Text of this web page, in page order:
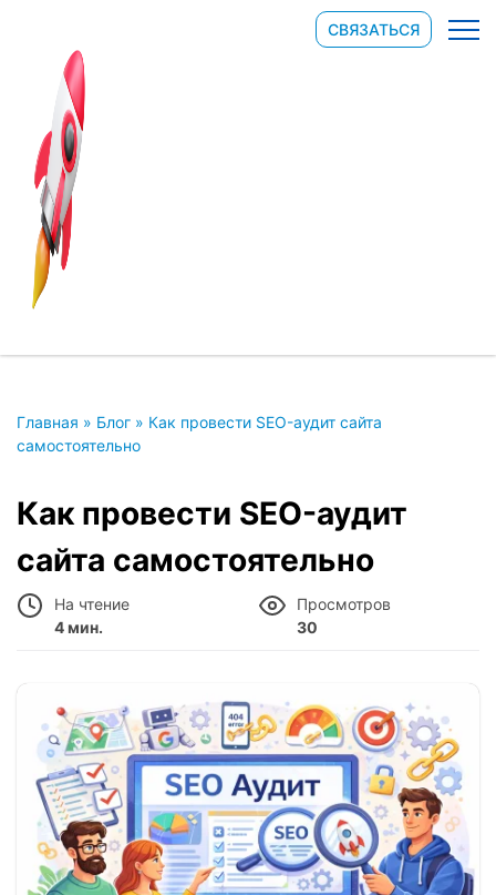
СВЯЗАТЬСЯ
Главная » Блог » Как провести SEO-аудит сайта
самостоятельно
Как провести SEO-аудит
сайта самостоятельно
На чтение
4 мин.
Просмотров
30